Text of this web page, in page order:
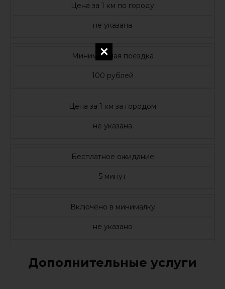
Цена за 1 км по городу
не указана
Минимальная поездка
100 рублей
Цена за 1 км за городом
не указана
Бесплатное ожидание
5 минут
Включено в минималку
не указано
Дополнительные услуги